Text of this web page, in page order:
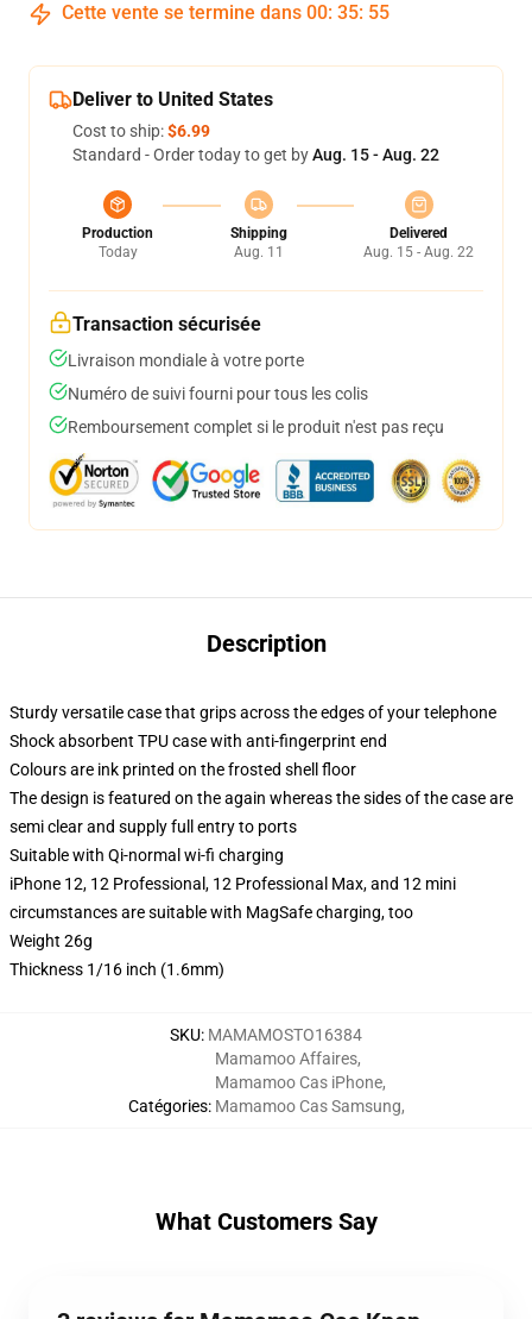
Cette vente se termine dans 00: 35: 54
Deliver to United States
Cost to ship:$6.99
Standard - Order today to get byAug. 15 - Aug. 22
Production
Today
Shipping
Aug. 11
Delivered
Aug. 15 - Aug. 22
Transaction sécurisée
Livraison mondiale à votre porte
Numéro de suivi fourni pour tous les colis
Remboursement complet si le produit n'est pas reçu
Description
Sturdy versatile case that grips across the edges of your telephone
Shock absorbent TPU case with anti-fingerprint end
Colours are ink printed on the frosted shell floor
The design is featured on the again whereas the sides of the case are
semi clear and supply full entry to ports
Suitable with Qi-normal wi-fi charging
iPhone 12, 12 Professional, 12 Professional Max, and 12 mini
circumstances are suitable with MagSafe charging, too
Weight 26g
Thickness 1/16 inch (1.6mm)
SKU: MAMAMOSTO16384
Catégories:
Mamamoo Affaires,
Mamamoo Cas iPhone,
Mamamoo Cas Samsung,
What Customers Say